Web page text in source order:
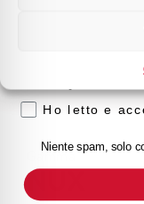
Gamma
NUX
Voglio
Ho letto e
Niente spam, solo